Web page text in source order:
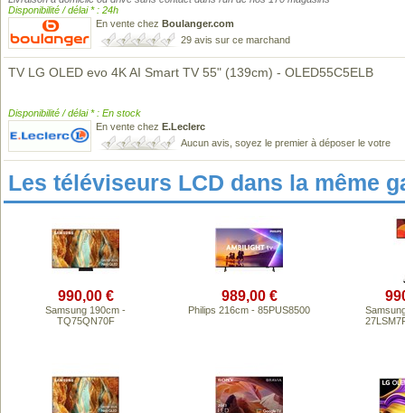
Disponibilité / délai * : 24h
En vente chez Boulanger.com
29 avis sur ce marchand
TV LG OLED evo 4K AI Smart TV 55" (139cm) - OLED55C5ELB
Disponibilité / délai * : En stock
En vente chez E.Leclerc
Aucun avis, soyez le premier à déposer le votre
Les téléviseurs LCD dans la même
990,00 €
Samsung 190cm -
TQ75QN70F
989,00 €
Philips 216cm - 85PUS8500